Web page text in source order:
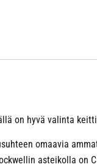
on hyvä valinta
omaavia
asteikolla on